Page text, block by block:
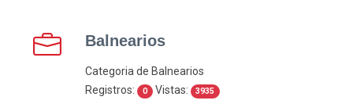
Balnearios
Categoria de Balnearios
Registros:
0 Vistas: 3935